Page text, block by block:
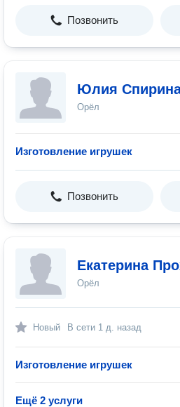
Позвонить
Юлия
Орёл
Изготовление игрушек
Позвонить
Екатерина
Орёл
Новый В сети 1 д. назад
Изготовление игрушек
Ещё 2 услуги